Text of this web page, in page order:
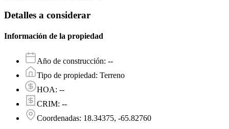
Detalles a considerar
Información de la propiedad
Año de construcción: --
Tipo de propiedad: Terreno
HOA: --
CRIM: --
Coordenadas: 18.34375, -65.82760